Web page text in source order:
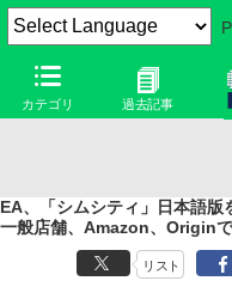
カテゴリ 過去記事
EA、「シムシティ」日本語版
一般店舗、Amazon、Origin
リスト